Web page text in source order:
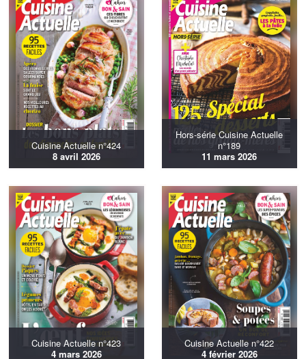
Cuisine Actuelle n°424
8 avril 2026
Hors-série Cuisine Actuelle
n°189
11 mars 2026
Cuisine Actuelle n°423
4 mars 2026
Cuisine Actuelle n°422
4 février 2026